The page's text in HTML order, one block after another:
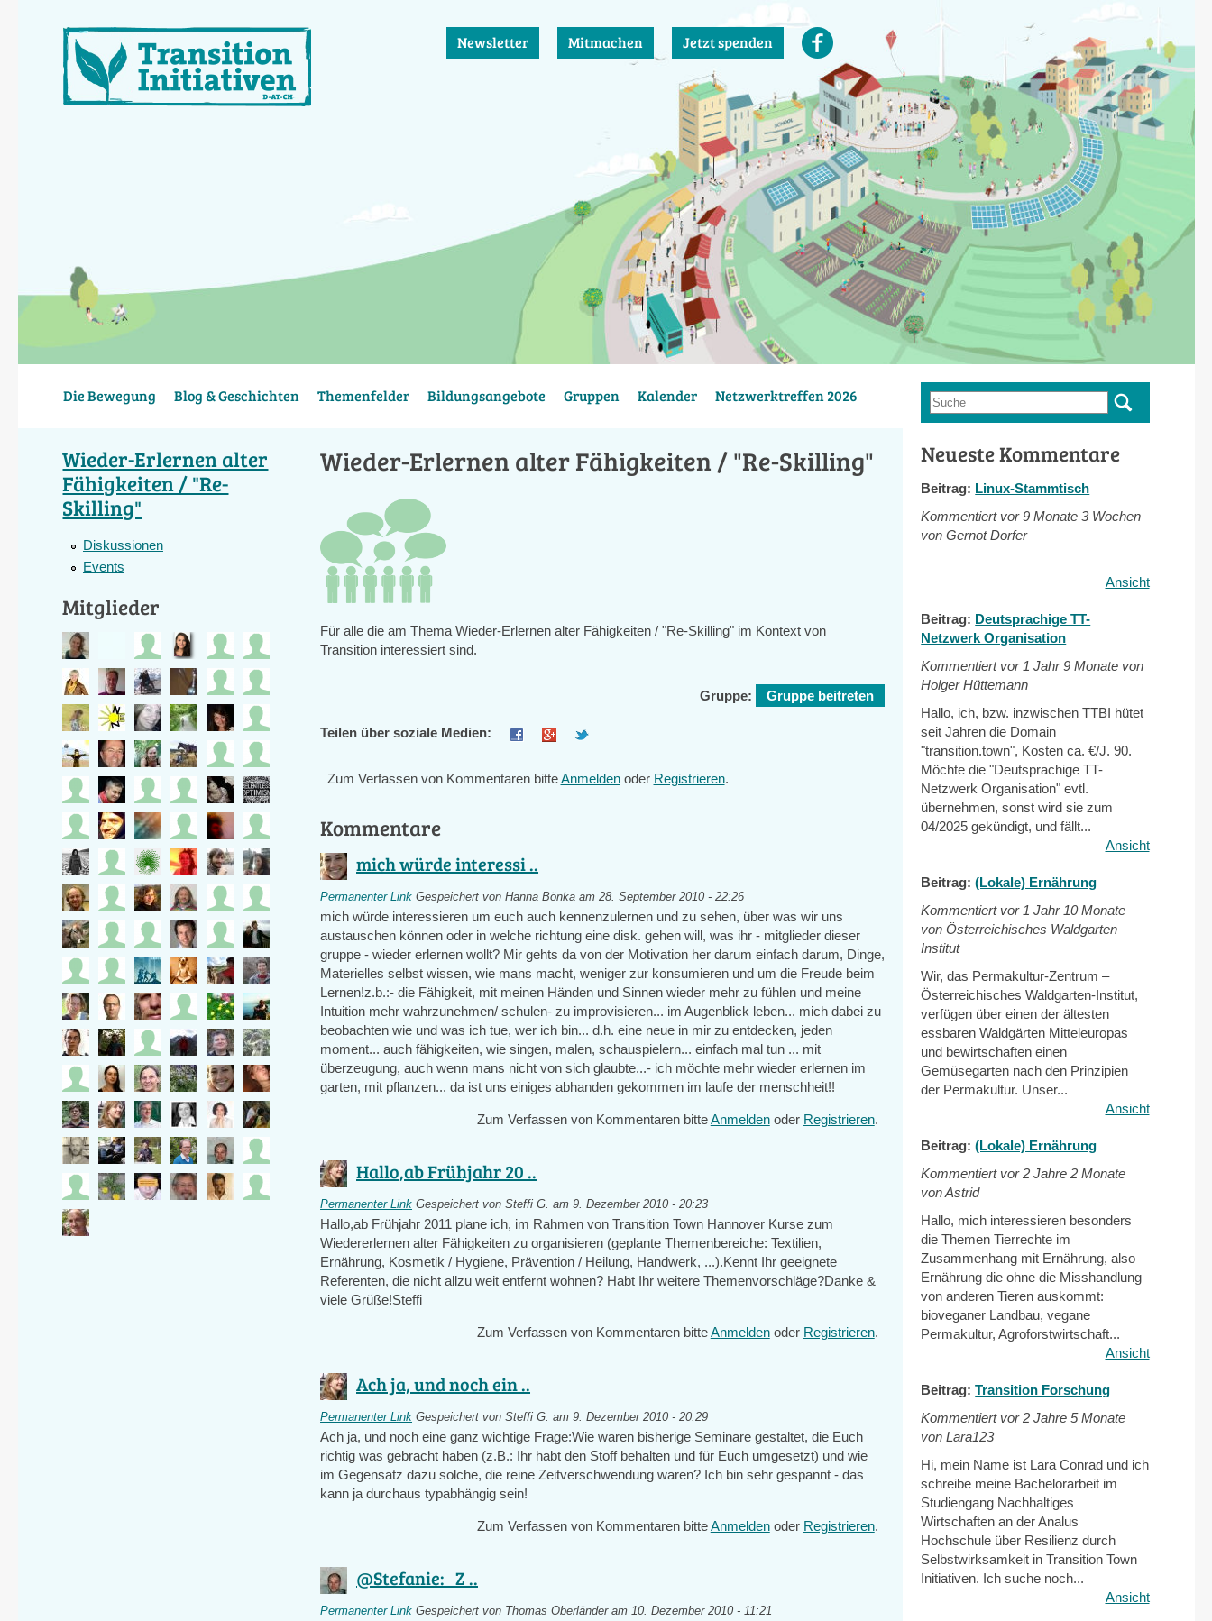
Newsletter Mitmachen Jetzt spenden
Die Bewegung Blog & Geschichten Themenfelder Bildungsangebote Gruppen Kalender Netzwerktreffen 2026
Wieder-Erlernen alter Fähigkeiten / "Re-Skilling"
Für alle die am Thema Wieder-Erlernen alter Fähigkeiten / "Re-Skilling" im Kontext von
Transition interessiert sind.
Gruppe: Gruppe beitreten
Teilen über soziale Medien:
Zum Verfassen von Kommentaren bitteAnmeldenoder Registrieren.
Kommentare
mich würde interessi ..
Permanenter Link Gespeichert vonHanna Bönka am 28. September 2010 - 22:26
mich würde interessieren um euch auch kennenzulernen und zu sehen, über was wir uns
austauschen können oder in welche richtung eine disk. gehen will, was ihr - mitglieder dieser
gruppe - wieder erlernen wollt? Mir gehts da von der Motivation her darum einfach darum, Dinge,
Materielles selbst wissen, wie mans macht, weniger zur konsumieren und um die Freude beim
Lernen!z.b.:- die Fähigkeit, mit meinen Händen und Sinnen wieder mehr zu fühlen und meine
Intuition mehr wahrzunehmen/ schulen- zu improvisieren... im Augenblick leben... mich dabei zu
beobachten wie und was ich tue, wer ich bin... d.h. eine neue in mir zu entdecken, jeden
moment... auch fähigkeiten, wie singen, malen, schauspielern... einfach mal tun ... mit
überzeugung, auch wenn mans nicht von sich glaubte...- ich möchte mehr wieder erlernen im
garten, mit pflanzen... da ist uns einiges abhanden gekommen im laufe der menschheit!!
Zum Verfassen von Kommentaren bitteAnmeldenoder Registrieren.
Hallo,ab Frühjahr 20 ..
Permanenter Link Gespeichert vonSteffi G. am 9. Dezember 2010 - 20:23
Hallo,ab Frühjahr 2011 plane ich, im Rahmen von Transition Town Hannover Kurse zum
Wiedererlernen alter Fähigkeiten zu organisieren (geplante Themenbereiche: Textilien,
Ernährung, Kosmetik / Hygiene, Prävention / Heilung, Handwerk, ...).Kennt Ihr geeignete
Referenten, die nicht allzu weit entfernt wohnen? Habt Ihr weitere Themenvorschläge?Danke &
viele Grüße!Steffi
Zum Verfassen von Kommentaren bitteAnmeldenoder Registrieren.
Ach ja, und noch ein ..
Permanenter Link Gespeichert vonSteffi G. am 9. Dezember 2010 - 20:29
Ach ja, und noch eine ganz wichtige Frage:Wie waren bisherige Seminare gestaltet, die Euch
richtig was gebracht haben (z.B.: Ihr habt den Stoff behalten und für Euch umgesetzt) und wie
im Gegensatz dazu solche, die reine Zeitverschwendung waren? Ich bin sehr gespannt - das
kann ja durchaus typabhängig sein!
Zum Verfassen von Kommentaren bitteAnmeldenoder Registrieren.
@Stefanie: Z ..
Permanenter Link Gespeichert von Thomas Oberländeram 10. Dezember 2010 - 11:21
Wieder-Erlernen alter
Fähigkeiten / "Re-
Skilling"
Diskussionen
Events
Mitglieder
Suchformular
Suche
Neueste Kommentare
Beitrag: Linux-Stammtisch
Kommentiert vor9 Monate 3 Wochen
von Gernot Dorfer
Ansicht
Beitrag: Deutsprachige TT-
Netzwerk Organisation
Kommentiert vor 1 Jahr 9 Monate von
Holger Hüttemann
Hallo, ich, bzw. inzwischen TTBI hütet
seit Jahren die Domain
"transition.town", Kosten ca. €/J. 90.
Möchte die "Deutsprachige TT-
Netzwerk Organisation" evtl.
übernehmen, sonst wird sie zum
04/2025 gekündigt, und fällt...
Ansicht
Beitrag:(Lokale) Ernährung
Kommentiert vor 1 Jahr 10 Monate
von Österreichisches Waldgarten
Institut
Wir, das Permakultur-Zentrum –
Österreichisches Waldgarten-Institut,
verfügen über einen der ältesten
essbaren Waldgärten Mitteleuropas
und bewirtschaften einen
Gemüsegarten nach den Prinzipien
der Permakultur. Unser...
Ansicht
Beitrag:(Lokale) Ernährung
Kommentiert vor2 Jahre 2 Monate
von Astrid
Hallo, mich interessieren besonders
die Themen Tierrechte im
Zusammenhang mit Ernährung, also
Ernährung die ohne die Misshandlung
von anderen Tieren auskommt:
bioveganer Landbau, vegane
Permakultur, Agroforstwirtschaft...
Ansicht
Beitrag:Transition Forschung
Kommentiert vor2 Jahre 5 Monate
von Lara123
Hi, mein Name ist Lara Conrad und ich
schreibe meine Bachelorarbeit im
Studiengang Nachhaltiges
Wirtschaften an der Analus
Hochschule über Resilienz durch
Selbstwirksamkeit in Transition Town
Initiativen. Ich suche noch...
Ansicht